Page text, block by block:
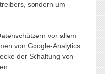
sondern um
vor allem
von Google-Analytics
der Schaltung von